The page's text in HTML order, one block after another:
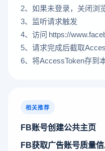
2、如果未登录，关闭浏
3、监听请求触发
4、访问 https://
5、请求完成后截取
6、将AccessToken存到
相关推荐
FB账号创建公共主页
FB获取广告账号质量